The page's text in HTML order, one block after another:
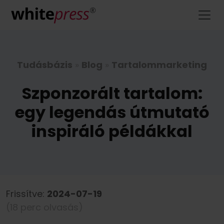
Tudásbázis Blog Tartalommarketing
Szponzorált tartalom:
egy legendás útmutató
inspiráló példákkal
Frissítve: 2024-07-19